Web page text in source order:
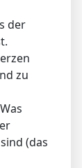
der
zu
(das